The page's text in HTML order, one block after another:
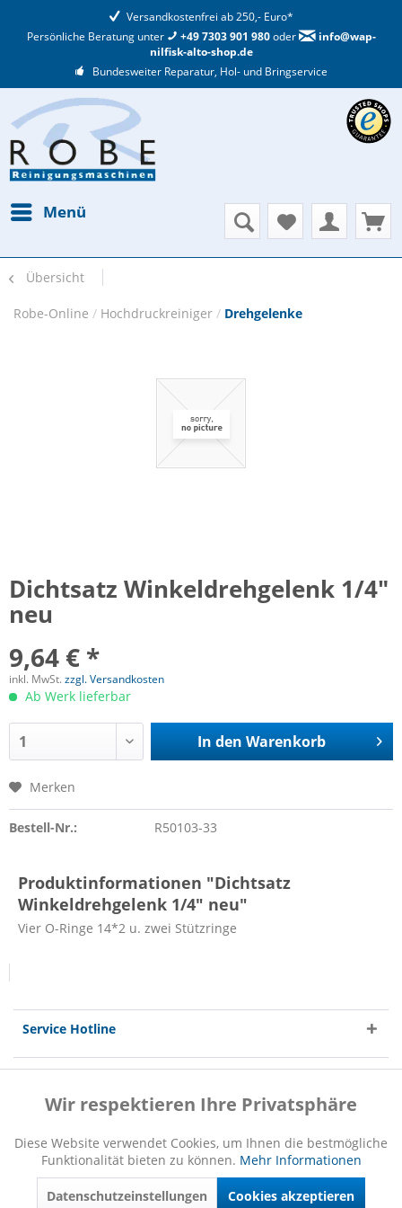
Versandkostenfrei ab 250,- Euro*
Persönliche Beratung unter
+49 7303 901 980oder
info@wap-
nilfisk-alto-shop.de
Bundesweiter Reparatur, Hol- und Bringservice
Menü
Übersicht
Robe-Online / Hochdruckreiniger / Drehgelenke
Dichtsatz Winkeldrehgelenk 1/4"
neu
9,64 € *
inkl. MwSt. zzgl. Versandkosten
Ab Werk lieferbar
In den Warenkorb
Merken
Bestell-Nr.: R50103-33
Produktinformationen "Dichtsatz
Winkeldrehgelenk 1/4" neu"
Vier O-Ringe 14*2 u. zwei Stützringe
Service Hotline
Funktionale Aktiv
Marketing Inaktiv
Wir respektieren Ihre Privatsphäre
Diese Website verwendet Cookies, um Ihnen die bestmögliche
Funktionalität bieten zu können. Mehr Informationen
Datenschutzeinstellungen Cookies akzeptieren